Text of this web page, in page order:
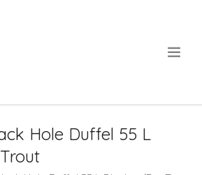
Hole Duffel 55 L